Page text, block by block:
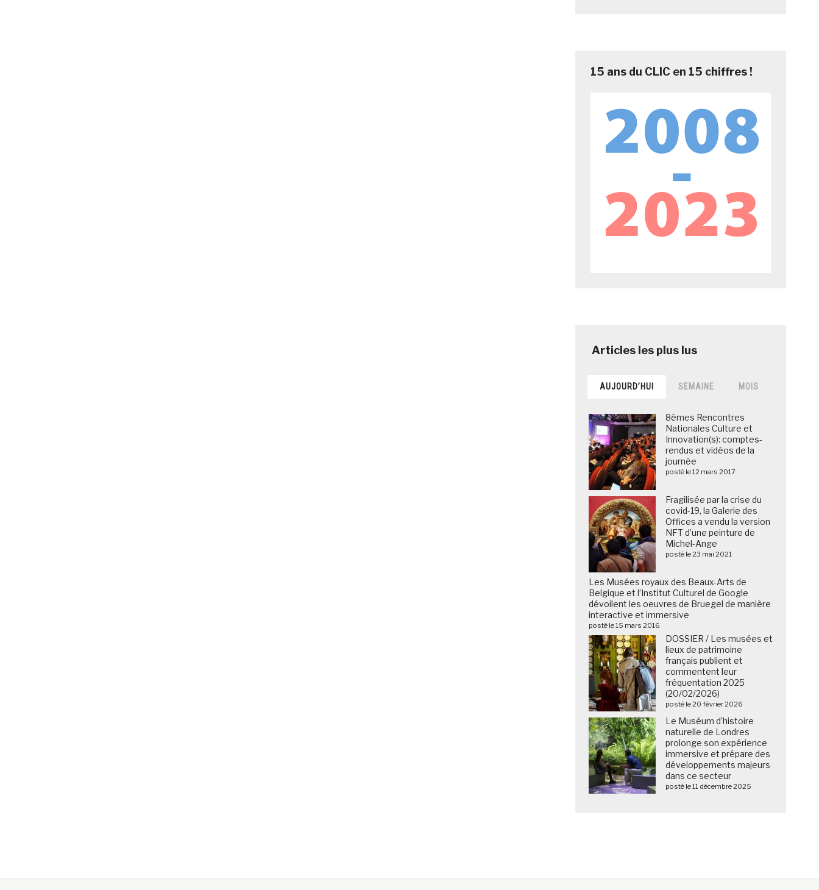
15 ans du CLIC en 15 chiffres !
AUJOURD’HUI SEMAINE MOIS
8èmes Rencontres
Nationales Culture et
Innovation(s): comptes-
rendus et vidéos de la
journée
posté le 12 mars 2017
Fragilisée par la crise du
covid-19, la Galerie des
Offices a vendu la version
NFT d’une peinture de
Michel-Ange
posté le 23 mai 2021
Les Musées royaux des Beaux-Arts de
Belgique et l’Institut Culturel de Google
dévoilent les oeuvres de Bruegel de manière
interactive et immersive
posté le 15 mars 2016
DOSSIER / Les musées et
lieux de patrimoine
français publient et
commentent leur
fréquentation 2025
(20/02/2026)
posté le 20 février 2026
Le Muséum d’histoire
naturelle de Londres
prolonge son expérience
immersive et prépare des
développements majeurs
dans ce secteur
posté le 11 décembre 2025